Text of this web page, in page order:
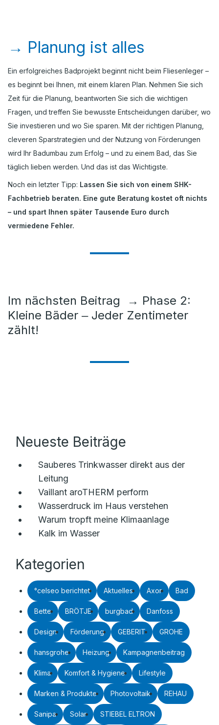
→ Planung ist alles
Ein erfolgreiches Badprojekt beginnt nicht beim Fliesenleger –
es beginnt bei Ihnen, mit einem klaren Plan. Nehmen Sie sich
Zeit für die Planung, beantworten Sie sich die wichtigen
Fragen, und treffen Sie bewusste Entscheidungen darüber, wo
Sie investieren und wo Sie sparen. Mit der richtigen Planung,
cleveren Sparstrategien und der Nutzung von Förderungen
wird Ihr Badumbau zum Erfolg – und zu einem Bad, das Sie
täglich lieben werden. Und das ist das Wichtigste.
Noch ein letzter Tipp: Lassen Sie sich von einem SHK-
Fachbetrieb beraten. Eine gute Beratung kostet oft nichts
– und spart Ihnen später Tausende Euro durch
vermiedene Fehler.
Im nächsten Beitrag → Phase 2:
Kleine Bäder ‒ Jeder Zentimeter
zählt!
Neueste Beiträge
Sauberes Trinkwasser direkt aus der
Leitung
Vaillant aroTHERM perform
Wasserdruck im Haus verstehen
Warum tropft meine Klimaanlage
Kalk im Wasser
Kategorien
°celseo berichtet Aktuelles Axor Bad
Bette BRÖTJE burgbad Danfoss
Design Förderung GEBERIT GROHE
hansgrohe Heizung Kampagnenbeitrag
Klima Komfort & Hygiene Lifestyle
Marken & Produkte Photovoltaik REHAU
Sanipa Solar STIEBEL ELTRON